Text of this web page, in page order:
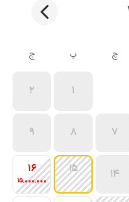
چ پ ج
1
2
7
8
9
14
15
16
15٬000٬000